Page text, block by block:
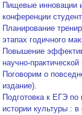
Пищевые инновации
конференции
Планирование
этапах годичного
Повышение
научно-
Поговорим о
издание).
Подготовка к ЕГЭ
истории культуры :